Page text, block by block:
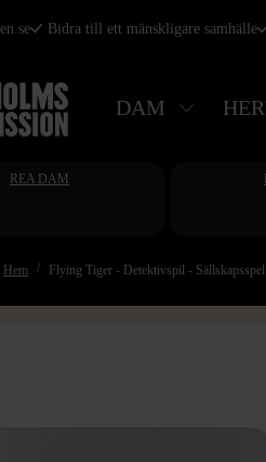
Bidra till ett mänskligare samhälle
DAM
REA DAM
Hem Flying Tiger - Detektivspil - Sällskapsspel